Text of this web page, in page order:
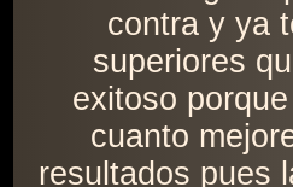
contra y ya
superiores
exitoso
cuanto
resultados pues